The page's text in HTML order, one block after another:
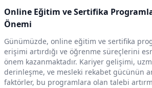
Online Eğitim ve Sertifika
Önemi
Günümüzde, online eğitim ve sertifika
erişimi artırdığı ve öğrenme süreçlerini
önem kazanmaktadır. Kariyer gelişimi,
derinleşme, ve mesleki rekabet gücünün
faktörler, bu programlara olan talebi